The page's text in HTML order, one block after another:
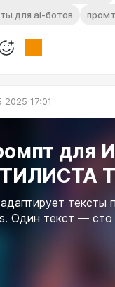
для ai-ботов
2025 17:01
для
тексты
Один текст — сто